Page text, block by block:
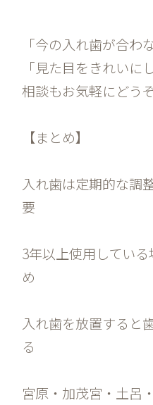
「今の入れ歯が合わ
「見た目をきれいに
相談もお気軽にどうぞ
【まとめ】
入れ歯は定期的な調
要
3年以上使用してい
め
入れ歯を放置すると
る
宮原・加茂宮・土呂